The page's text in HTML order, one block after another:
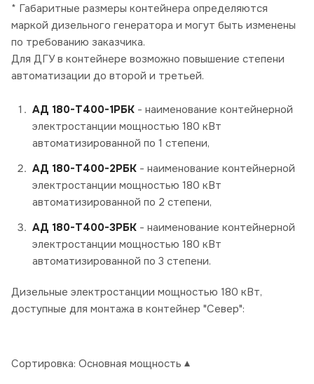
* Габаритные размеры контейнера определяются
маркой дизельного генератора и могут быть изменены
по требованию заказчика.
Для ДГУ в контейнере возможно повышение степени
автоматизации до второй и третьей.
АД 180-Т400-1РБК - наименование контейнерной
электростанции мощностью 180 кВт
автоматизированной по 1 степени,
АД 180-Т400-2РБК - наименование контейнерной
электростанции мощностью 180 кВт
автоматизированной по 2 степени,
АД 180-Т400-3РБК - наименование контейнерной
электростанции мощностью 180 кВт
автоматизированной по 3 степени.
Дизельные электростанции мощностью 180 кВт,
доступные для монтажа в контейнер "Север":
Сортировка: Основная мощность